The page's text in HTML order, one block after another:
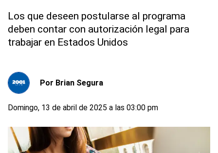
Los que deseen postularse al programa
deben contar con autorización legal para
trabajar en Estados Unidos
Por Brian Segura
Domingo, 13 de abril de 2025 a las 03:00 pm